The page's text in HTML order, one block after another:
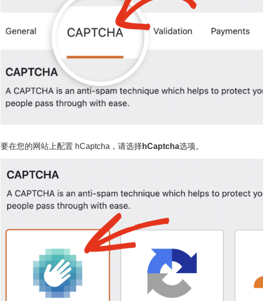
要在您的网站上配置 hCaptcha，请选择 hCaptcha选项。